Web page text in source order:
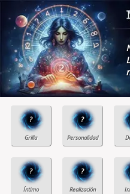
? ?
? ?